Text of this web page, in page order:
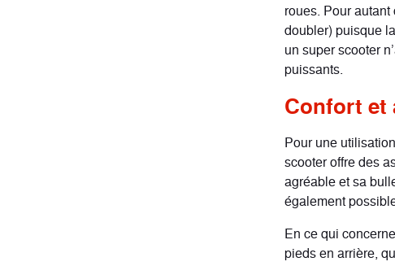
roues. Pour
doubler) puisque
un super scooter
puissants.
Confort et
Pour une
scooter offre des
agréable et sa
également
En ce qui
pieds en arrière,